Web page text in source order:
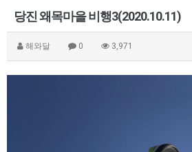
당진 왜목마을 비행3(2020.10.11)
해와달 0 3,971